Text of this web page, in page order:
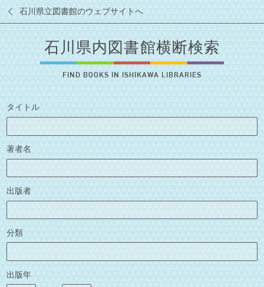
石川県立図書館のウェブサイトへ
石川県内図書館横断検索
FIND BOOKS IN ISHIKAWA LIBRARIES
タイトル
著者名
出版者
分類
出版年